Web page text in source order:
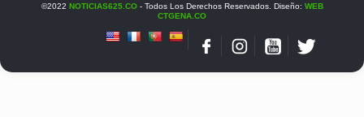
©2022 NOTICIAS625.CO- Todos Los Derechos Reservados. Diseño: WEB
CTGENA.CO